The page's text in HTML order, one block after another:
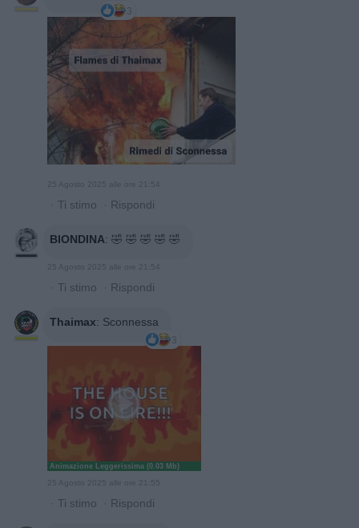
3
25 Agosto 2025 alle ore 21:54
· Ti stimo · Rispondi
BIONDINA: 🤣 🤣 🤣 🤣 🤣
25 Agosto 2025 alle ore 21:54
· Ti stimo · Rispondi
Thaimax: Sconnessa
3
Animazione Leggerissima (0.03 Mb)
25 Agosto 2025 alle ore 21:55
· Ti stimo · Rispondi